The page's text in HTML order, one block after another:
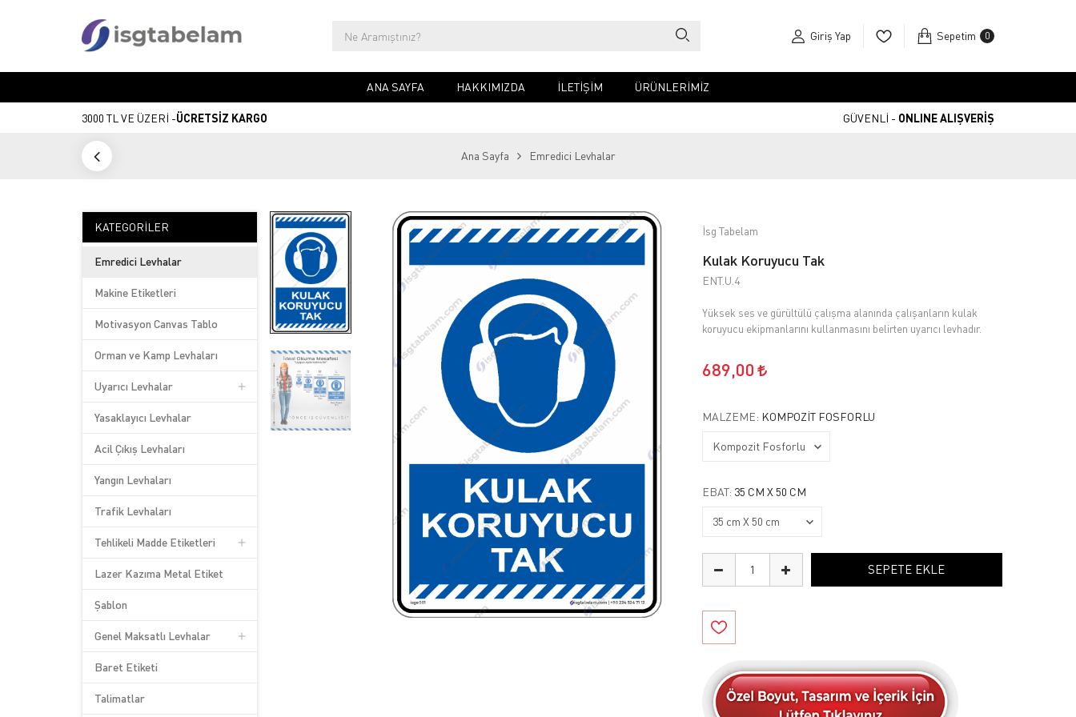
Giriş Yap Sepetim 0
ANA SAYFA HAKKIMIZDA İLETIŞIM ÜRÜNLERİMİZ
3000 TL VE ÜZERİ -ÜCRETSİZ KARGO GÜVENLİ - ONLINE ALIŞVERİŞ
Ana Sayfa Emredici Levhalar
KATEGORILER
Emredici Levhalar
Makine Etiketleri
Motivasyon Canvas Tablo
Orman ve Kamp Levhaları
Uyarıcı Levhalar
Yasaklayıcı Levhalar
Acil Çıkış Levhaları
Yangın Levhaları
Trafik Levhaları
Tehlikeli Madde Etiketleri
Lazer Kazıma Metal Etiket
Şablon
Genel Maksatlı Levhalar
Baret Etiketi
Talimatlar
İsg Tabelam
Kulak Koruyucu Tak
ENT.U.4
Yüksek ses ve gürültülü çalışma alanında çalışanların kulak
koruyucu ekipmanlarını kullanmasını belirten uyarıcı levhadır.
689,00
MALZEME: KOMPOZIT FOSFORLU
EBAT: 35 CM X 50 CM
SEPETE EKLE